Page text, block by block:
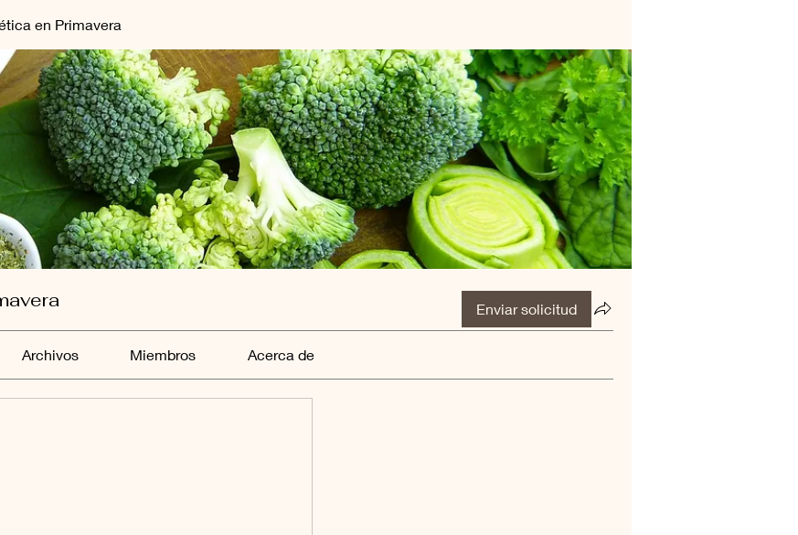
en Primavera
Enviar solicitud
Archivos Miembros Acerca de